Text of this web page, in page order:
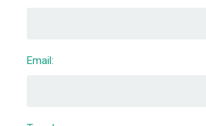
Email: